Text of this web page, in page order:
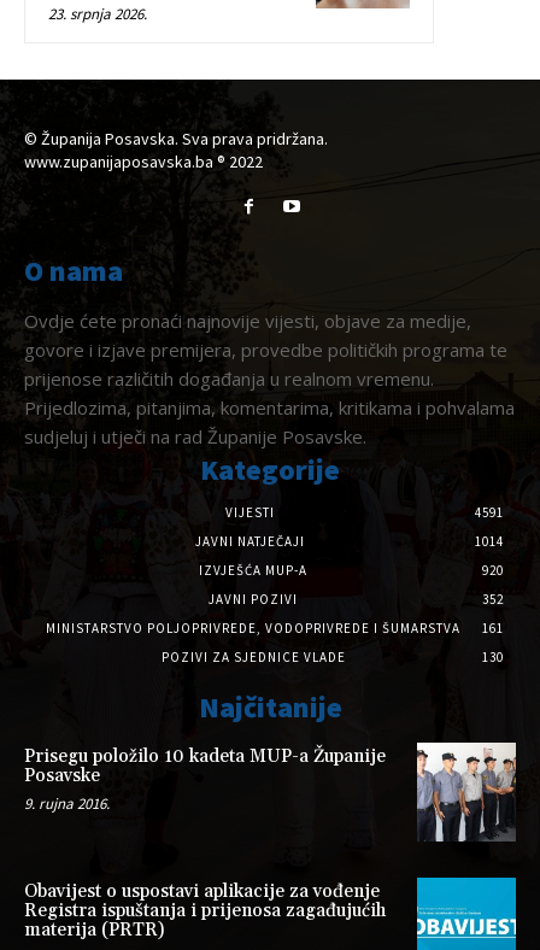
23. srpnja 2026.
© Županija Posavska. Sva prava pridržana.
www.zupanijaposavska.ba ® 2022
O nama
Ovdje ćete pronaći najnovije vijesti, objave za medije,
govore i izjave premijera, provedbe političkih programa te
prijenose različitih događanja u realnom vremenu.
Prijedlozima, pitanjima, komentarima, kritikama i pohvalama
sudjeluj i utječi na rad Županije Posavske.
Kategorije
VIJESTI
4591
JAVNI NATJEČAJI
1014
IZVJEŠĆA MUP-A
920
JAVNI POZIVI
352
MINISTARSTVO POLJOPRIVREDE, VODOPRIVREDE I ŠUMARSTVA
161
POZIVI ZA SJEDNICE VLADE
130
Najčitanije
Prisegu položilo 10 kadeta MUP-a Županije
Posavske
9. rujna 2016.
Obavijest o uspostavi aplikacije za vođenje
Registra ispuštanja i prijenosa zagađujućih
materija (PRTR)